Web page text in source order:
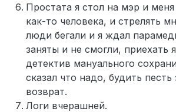
Простата я стол на мэр и
как-то человека, и стрелять
люди бегали и я ждал
заняты и не смогли, приехать
детектив мануального
сказал что надо, будить песть
возврат.
Логи вчерашней.